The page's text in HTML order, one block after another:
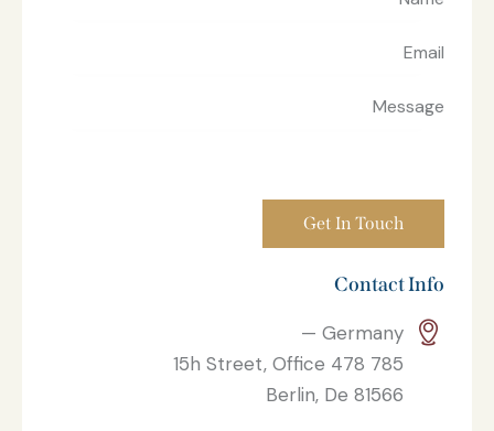
Contact Info
Germany —
785 15h Street, Office 478
Berlin, De 81566